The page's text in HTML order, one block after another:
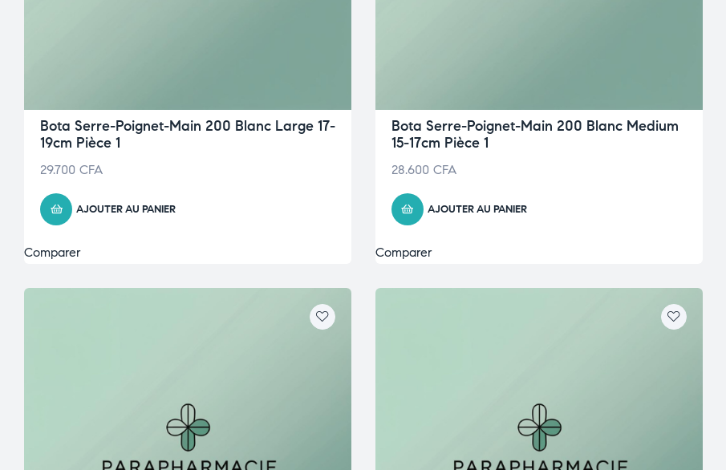
Bota Serre-Poignet-Main 200 Blanc Large 17-
19cm Pièce 1
29.700 CFA
AJOUTER AU PANIER
Comparer
Bota Serre-Poignet-Main 200 Blanc Medium
15-17cm Pièce 1
28.600 CFA
AJOUTER AU PANIER
Comparer